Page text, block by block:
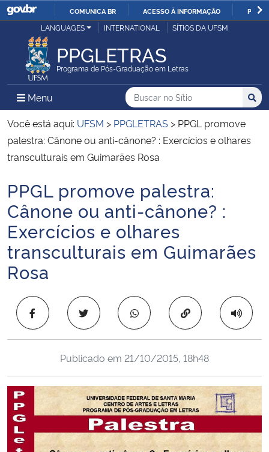
IR
O
COMUNICA BR ACESSO À INFORMAÇÃO
Ministério da Justiça e Segurança Pública
Ministério da Defesa
Ministério das Relações Exteriores
Ministério da Economia
Ministério da Infraestrutura
Ministério da Agricultura, Pecuária e Abastecimento
Ministério da Educação
Ministério da Cidadania
Ministério da Saúde
Ministério de Minas e Energia
Ministério da Ciência, Tecnologia, Inovações e Comunicações
Ministério do Meio Ambiente
Ministério do Turismo
LANGUAGES INTERNATIONAL SÍTIOS DA UFSM
PPGLETRAS
Programa de Pós-Graduação em Letras
Menu Menu Principal do Sítio
Busca
Buscar no no Sítio
Busca:
Você está aqui: UFSM > PPGLETRAS > PPGL promove
palestra: Cânone ou anti-cânone? : Exercícios e olhares
transculturais em Guimarães Rosa
Início do conteúdo
PPGL promove palestra:
Cânone ou anti-cânone? :
Exercícios e olhares
transculturais em Guimarães
Rosa
Copiar para área
Publicado em 21/10/2015, 18h48